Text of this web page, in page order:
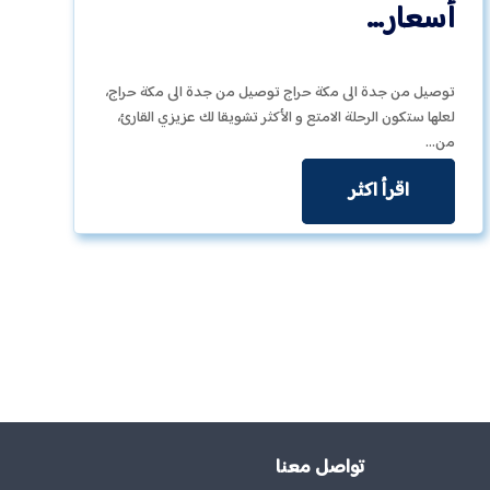
أسعار…
توصيل من جدة الى مكة حراج توصيل من جدة الى مكة حراج،
لعلها ستكون الرحلة الامتع و الأكثر تشويقا لك عزيزي القارئ،
من…
اقرأ اكثر
تواصل معنا